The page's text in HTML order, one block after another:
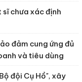
sĩ chưa xác định
đảm cung ứng đủ
và tiêu dùng
đội Cụ Hồ", xây